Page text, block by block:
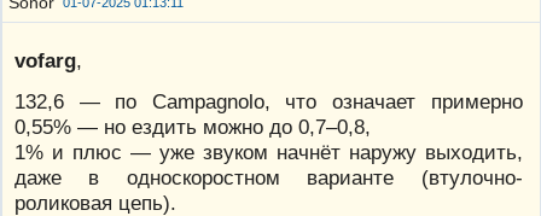
vofarg,
132,6 — по Campagnolo, что означает примерно
0,55% — но ездить можно до 0,7–0,8,
1% и плюс — уже звуком начнёт наружу выходить,
даже в односкоростном варианте (втулочно-
роликовая цепь).